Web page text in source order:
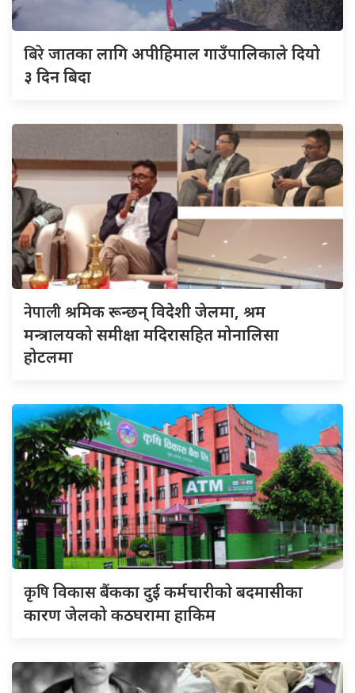
बिरेजातका लागि अपीहिमाल गाउँपालिकाले दियो
३ दिन बिदा
नेपालीश्रमिक रून्छन् विदेशी जेलमा, श्रम
मन्त्रालयको समीक्षा मदिरासहित मोनालिसा
होटलमा
कृषिविकास बैंकका दुई कर्मचारीकाे बदमासीका
कारण जेलको कठघरामा हाकिम